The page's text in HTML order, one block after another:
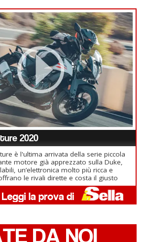
2020
è l'ultima arrivata della serie piccola
motore già apprezzato sulla Duke,
un’elettronica molto più ricca e
le rivali dirette e costa il giusto
DA NOI